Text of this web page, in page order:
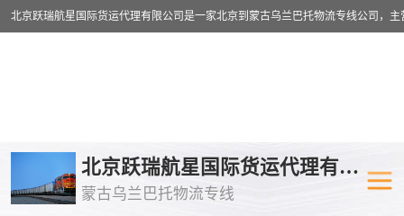
北京跃瑞航星国际货运代理有限公司
蒙古乌兰巴托物流专线
乌兰巴托物流专线 乌兰巴托铁
乌兰巴托公路运输